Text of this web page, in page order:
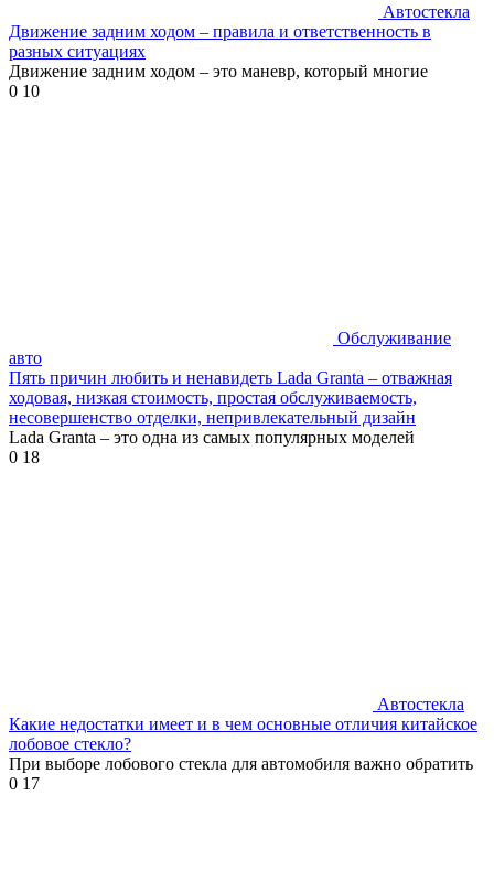
Автостекла
Движение задним ходом – правила и ответственность в
разных ситуациях
Движение задним ходом – это маневр, который многие
0 10
Обслуживание
авто
Пять причин любить и ненавидеть Lada Granta – отважная
ходовая, низкая стоимость, простая обслуживаемость,
несовершенство отделки, непривлекательный дизайн
Lada Granta – это одна из самых популярных моделей
0 18
Автостекла
Какие недостатки имеет и в чем основные отличия китайское
лобовое стекло?
При выборе лобового стекла для автомобиля важно обратить
0 17